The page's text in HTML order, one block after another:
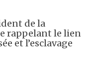
de la
rappelant le lien
et l’esclavage